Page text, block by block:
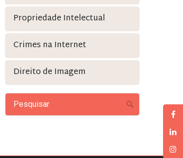
Propriedade Intelectual
Crimes na Internet
Direito de Imagem